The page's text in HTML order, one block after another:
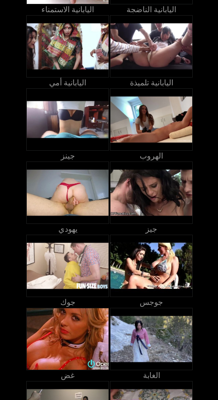
اليابانية الاستمناء اليابانية الناضجة
اليابانية أمي اليابانية تلميذة
جينز الهروب
يهودي جيز
جوك جوجس
غض الغابة